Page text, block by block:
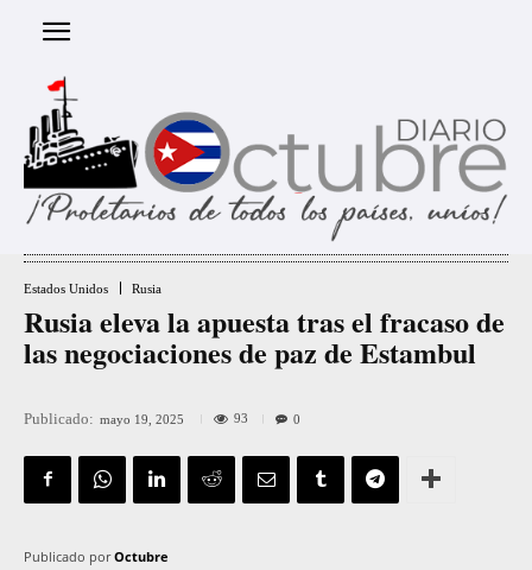
Estados Unidos Rusia
Rusia eleva la apuesta tras el fracaso de
las negociaciones de paz de Estambul
Publicado: mayo 19, 2025 93 0
Publicado por Octubre